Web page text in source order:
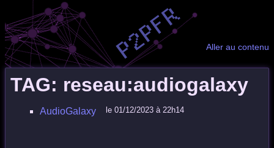
Aller au contenu
TAG: reseau:audiogalaxy
AudioGalaxy le 01/12/2023 à 22h14